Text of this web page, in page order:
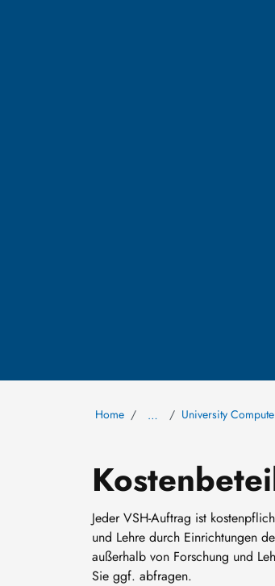
Home … University
Jeder VSH-Auftrag ist
und Lehre durch Einrichtungen
außerhalb von Forschung und
Sie ggf. abfragen.